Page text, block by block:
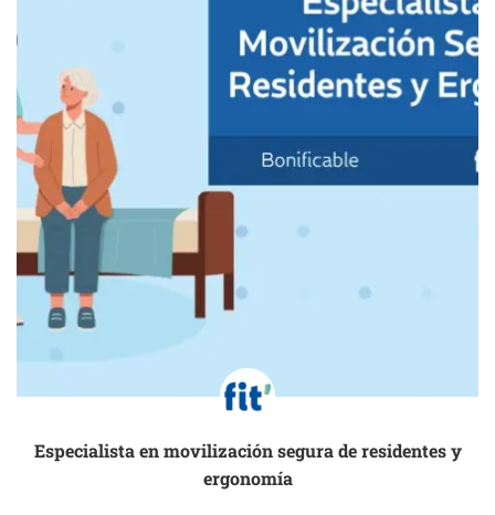
Especialista en movilización segura de residentes y
ergonomía